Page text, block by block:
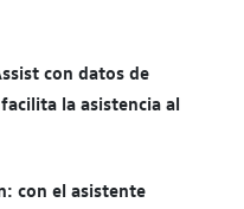
con datos de
la asistencia al
con el asistente